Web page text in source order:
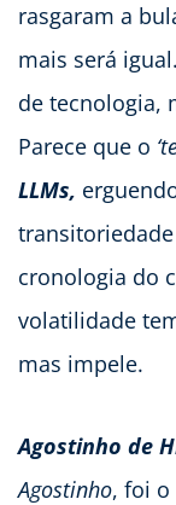
rasgaram a
mais será
de tecnologia,
Parece que o
LLMs,
cronologia do
volatilidade
mas impele.
Agostinho de
Agostinho, foi o